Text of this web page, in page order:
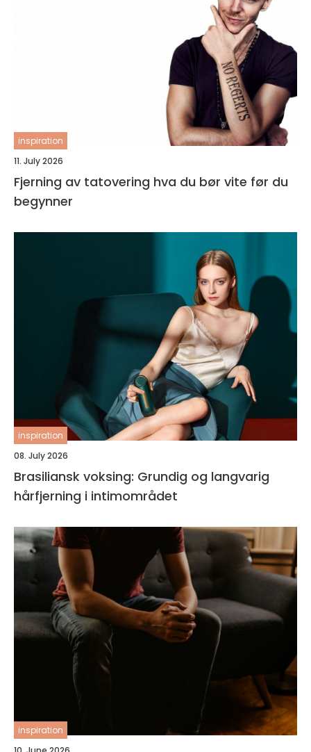
inspiration
11. July 2026
Fjerning av tatovering hva du bør vite før du
begynner
inspiration
08. July 2026
Brasiliansk voksing: Grundig og langvarig
hårfjerning i intimområdet
inspiration